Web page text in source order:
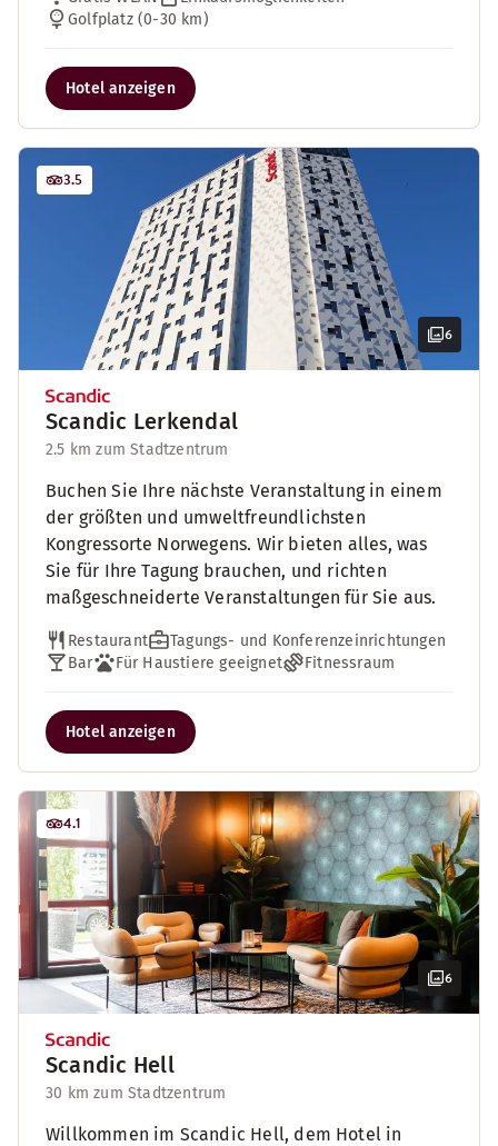
Golfplatz (0-30 km)
Hotel anzeigen
6
3.5
Scandic Lerkendal
2.5 km zum Stadtzentrum
Buchen Sie Ihre nächste Veranstaltung in einem
der größten und umweltfreundlichsten
Kongressorte Norwegens. Wir bieten alles, was
Sie für Ihre Tagung brauchen, und richten
maßgeschneiderte Veranstaltungen für Sie aus.
Restaurant
Tagungs- und Konferenzeinrichtungen
Bar
Für Haustiere geeignet Fitnessraum
Hotel anzeigen
6
4.1
Scandic Hell
30 km zum Stadtzentrum
Willkommen im Scandic Hell, dem Hotel in